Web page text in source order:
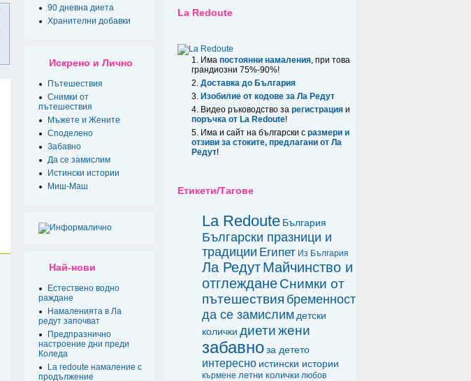
90 дневна диета
Хранителни добавки
Искрено и Лично
Пътешествия
Снимки от
пътешествия
Мъжете и Жените
Спoделено
Забавно
Да се замислим
Истински истории
Миш-Маш
Най-нови
Естествено водно
раждане
Намаленията в Ла
редут започват
Предпразнично
настроение дни преди
Коледа
La redoute намаление с
продължение
La Redoute
Има постоянни намаления, при това
грандиозни 75%-90%!
Доставка до България
Изобилие от кодове за Ла Редут
Видео ръководство за регистрация и
поръчка от La Redoute!
Има и сайт на български с размери и
отзиви за стоките, предлагани от Ла
Редут!
Етикети/Тагове
La Redoute България
Български празници и
традиции Египет Из България
Ла РедутМайчинство и
отглежданеСнимки от
пътешествия бременност
да се замислим детски
колички диетижени
забавно за детето
интересно истински истории
кърмене летни колички любов